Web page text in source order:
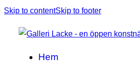
Skip to contentSkip to footer
Hem